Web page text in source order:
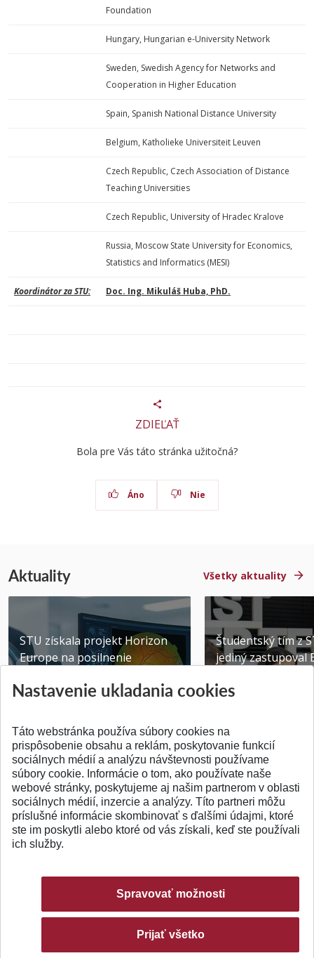
Foundation
Hungary, Hungarian e-University Network
Sweden, Swedish Agency for Networks and
Cooperation in Higher Education
Spain, Spanish National Distance University
Belgium, Katholieke Universiteit Leuven
Czech Republic, Czech Association of Distance
Teaching Universities
Czech Republic, University of Hradec Kralove
Russia, Moscow State University for Economics,
Statistics and Informatics (MESI)
Koordinátor za STU: Doc. Ing. Mikuláš Huba, PhD.
ZDIEĽAŤ
Bola pre Vás táto stránka užitočná?
Áno Nie
Aktuality Všetky aktuality
STU získala projekt Horizon
Europe na posilnenie
Publikované 31.07.2026
Študentský tím z
jediný zastupoval
Publikované
SPÄŤ NA VRCH
Nastavenie ukladania cookies
Táto webstránka používa súbory cookies na
prispôsobenie obsahu a reklám, poskytovanie funkcií
sociálnych médií a analýzu návštevnosti používame
súbory cookie. Informácie o tom, ako používate naše
webové stránky, poskytujeme aj našim partnerom v oblasti
sociálnych médií, inzercie a analýzy. Títo partneri môžu
príslušné informácie skombinovať s ďalšími údajmi, ktoré
ste im poskytli alebo ktoré od vás získali, keď ste používali
ich služby.
Spravovať možnosti
Prijať všetko